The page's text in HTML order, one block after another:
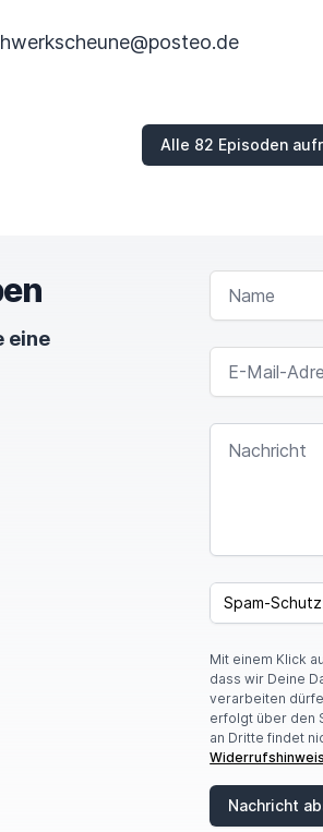
Alle 82 Episoden
eine
NAME
E-MAIL-ADRESSE
NACHRICHT
SPAM CAPTCHA
Mit einem Klick
dass wir Deine
verarbeiten
erfolgt über den
an Dritte findet
Nachricht